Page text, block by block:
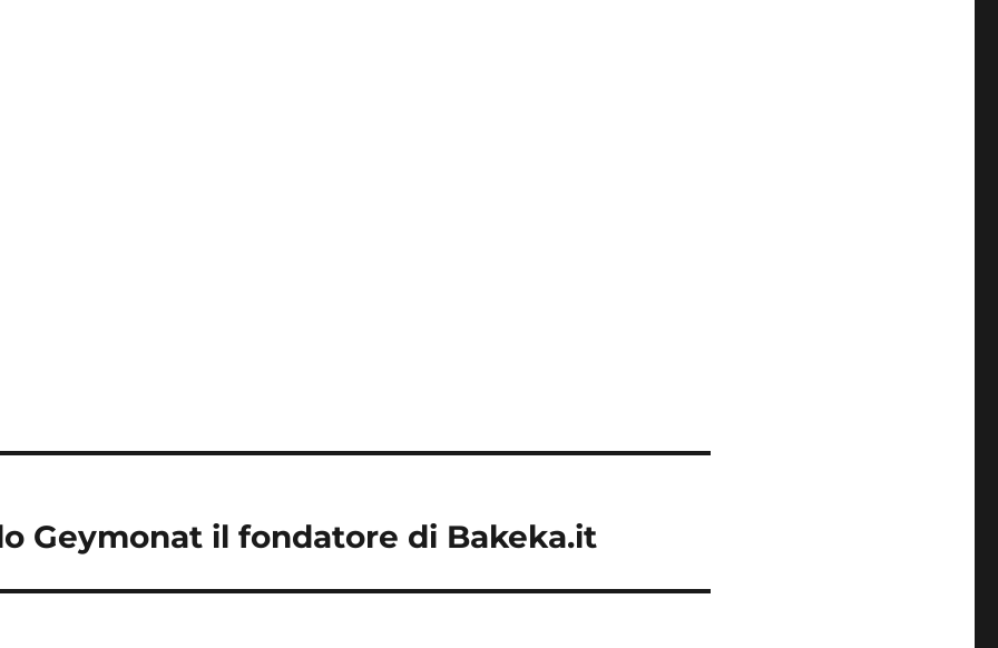
Geymonat il fondatore di Bakeka.it